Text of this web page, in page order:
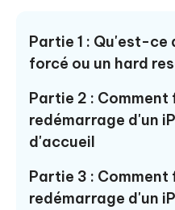
Partie 1 : Qu'est-ce
forcé ou un hard
Partie 2 : Comment
redémarrage d'un
d'accueil
Partie 3 : Comment
redémarrage d'un